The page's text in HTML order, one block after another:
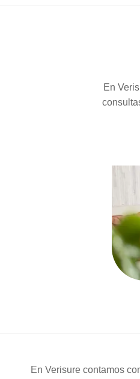
En
En Verisure contamos